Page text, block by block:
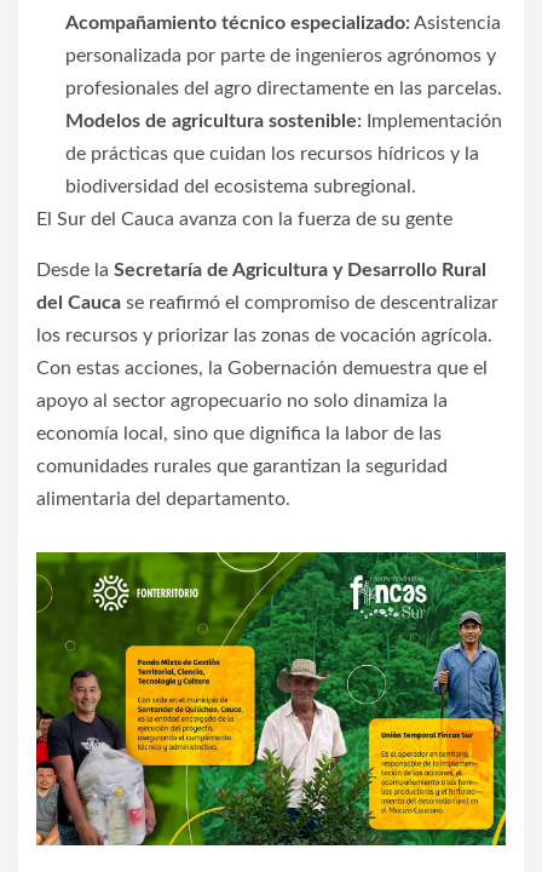
Acompañamiento técnico especializado:Asistencia
personalizada por parte de ingenieros agrónomos y
profesionales del agro directamente en las parcelas.
Modelos de agricultura sostenible: Implementación
de prácticas que cuidan los recursos hídricos y la
biodiversidad del ecosistema subregional.
El Sur del Cauca avanza con la fuerza de su gente
Desde la Secretaría de Agricultura y Desarrollo Rural
del Cauca se reafirmó el compromiso de descentralizar
los recursos y priorizar las zonas de vocación agrícola.
Con estas acciones, la Gobernación demuestra que el
apoyo al sector agropecuario no solo dinamiza la
economía local, sino que dignifica la labor de las
comunidades rurales que garantizan la seguridad
alimentaria del departamento.